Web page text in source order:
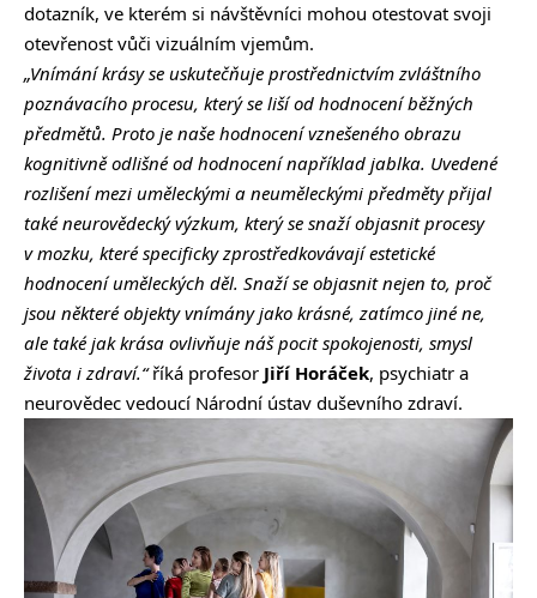
dotazník, ve kterém si návštěvníci mohou otestovat svoji
otevřenost vůči vizuálním vjemům.
„Vnímání krásy se uskutečňuje prostřednictvím zvláštního
poznávacího procesu, který se liší od hodnocení běžných
předmětů. Proto je naše hodnocení vznešeného obrazu
kognitivně odlišné od hodnocení například jablka. Uvedené
rozlišení mezi uměleckými a neuměleckými předměty přijal
také neurovědecký výzkum, který se snaží objasnit procesy
v mozku, které specificky zprostředkovávají estetické
hodnocení uměleckých děl. Snaží se objasnit nejen to, proč
jsou některé objekty vnímány jako krásné, zatímco jiné ne,
ale také jak krása ovlivňuje náš pocit spokojenosti, smysl
života i zdraví.“říká profesor Jiří Horáček, psychiatr a
neurovědec vedoucí Národní ústav duševního zdraví.